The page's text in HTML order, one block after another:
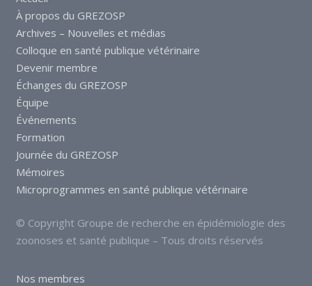
À propos du GREZOSP
Archives – Nouvelles et médias
Colloque en santé publique vétérinaire
Devenir membre
Échanges du GREZOSP
Équipe
Événements
Formation
Journée du GREZOSP
Mémoires
Microprogrammes en santé publique vétérinaire
© Copyright Groupe de recherche en épidémiologie des
zoonoses et santé publique – Tous droits réservés
Nos membres